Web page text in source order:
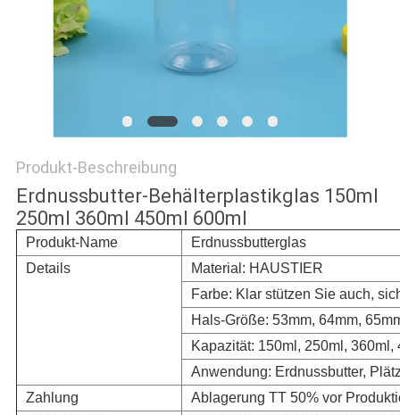
Produkt-Beschreibung
Erdnussbutter-Behälterplastikglas 150ml
250ml 360ml 450ml 600ml
Produkt-Name
Erdnussbutterglas
Details
Material: HAUSTIER
Farbe: Klar stützen Sie auch,
Hals-Größe: 53mm, 64mm,
Kapazität: 150ml, 250ml, 360ml,
Anwendung: Erdnussbutter,
Zahlung
Ablagerung TT 50% vor